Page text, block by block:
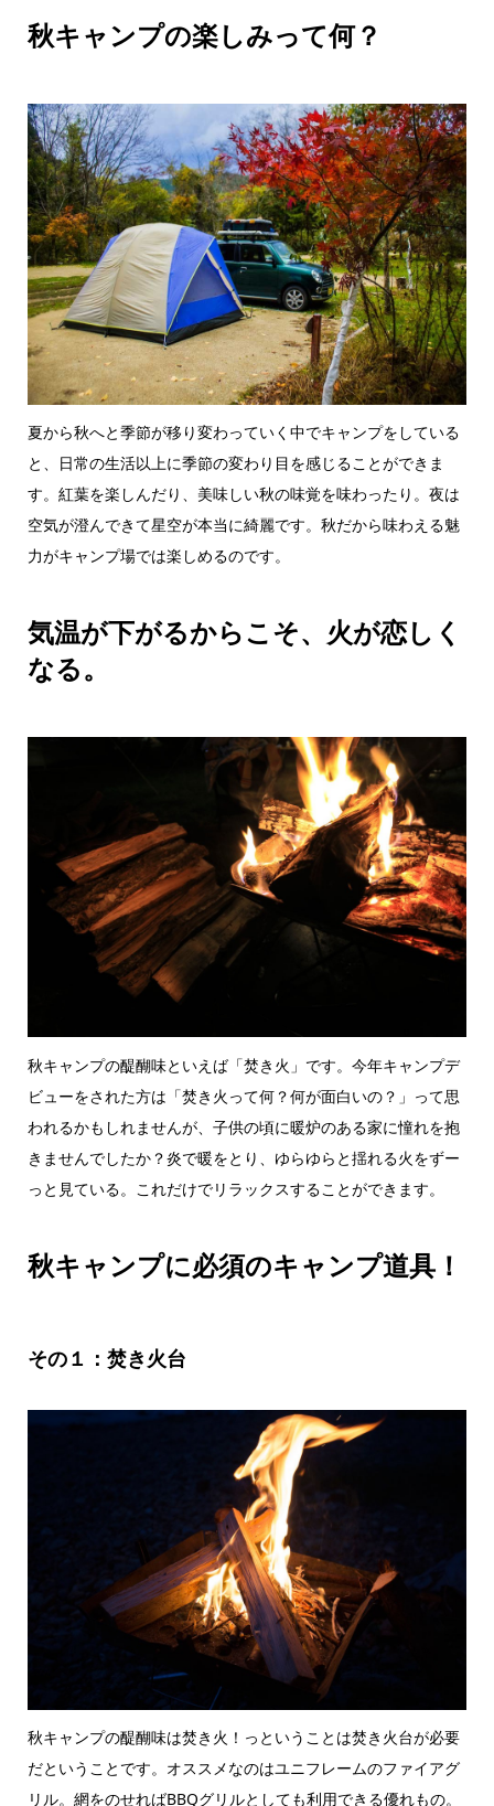
秋キャンプの楽しみって何？
夏から秋へと季節が移り変わっていく中でキャンプをしている
と、日常の生活以上に季節の変わり目を感じることができま
す。紅葉を楽しんだり、美味しい秋の味覚を味わったり。夜は
空気が澄んできて星空が本当に綺麗です。秋だから味わえる魅
力がキャンプ場では楽しめるのです。
気温が下がるからこそ、火が恋しく
なる。
秋キャンプの醍醐味といえば「焚き火」です。今年キャンプデ
ビューをされた方は「焚き火って何？何が面白いの？」って思
われるかもしれませんが、子供の頃に暖炉のある家に憧れを抱
きませんでしたか？炎で暖をとり、ゆらゆらと揺れる火をずー
っと見ている。これだけでリラックスすることができます。
秋キャンプに必須のキャンプ道具！
その１：焚き火台
秋キャンプの醍醐味は焚き火！っということは焚き火台が必要
だということです。オススメなのはユニフレームのファイアグ
リル。網をのせればBBQグリルとしても利用できる優れもの。